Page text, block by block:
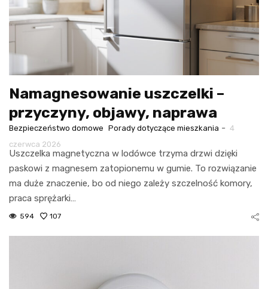
Namagnesowanie uszczelki –
przyczyny, objawy, naprawa
Bezpieczeństwo domowe Porady dotyczące mieszkania - 4
czerwca 2026
Uszczelka magnetyczna w lodówce trzyma drzwi dzięki
paskowi z magnesem zatopionemu w gumie. To rozwiązanie
ma duże znaczenie, bo od niego zależy szczelność komory,
praca sprężarki…
594 107